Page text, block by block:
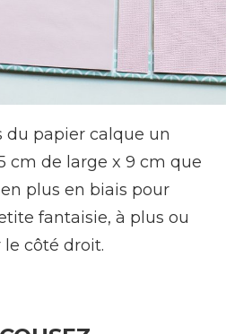
du papier calque un
cm de large x 9 cm que
plus en biais pour
fantaisie, à plus ou
côté droit.